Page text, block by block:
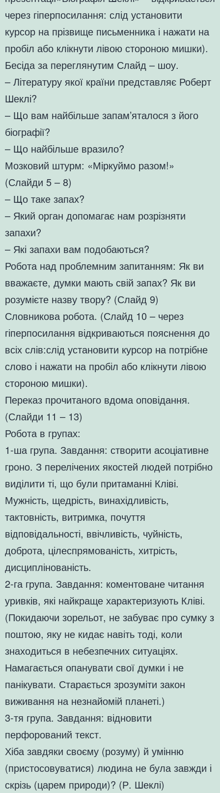
через гіперпосилання: слід установити
курсор на прізвище письменника і нажати на
пробіл або клікнути лівою стороною мишки).
Бесіда за переглянутим Слайд – шоу.
– Літературу якої країни представляє Роберт
Шеклі?
– Що вам найбільше запам’яталося з його
біографії?
– Що найбільше вразило?
Мозковий штурм: «Міркуймо разом!»
(Слайди 5 – 8)
– Що таке запах?
– Який орган допомагає нам розрізняти
запахи?
– Які запахи вам подобаються?
Робота над проблемним запитанням: Як ви
вважаєте, думки мають свій запах? Як ви
розумієте назву твору? (Слайд 9)
Словникова робота. (Слайд 10 – через
гіперпосилання відкриваються пояснення до
всіх слів:слід установити курсор на потрібне
слово і нажати на пробіл або клікнути лівою
стороною мишки).
Переказ прочитаного вдома оповідання.
(Слайди 11 – 13)
Робота в групах:
1-ша група. Завдання: створити асоціативне
гроно. З перелічених якостей людей потрібно
виділити ті, що були притаманні Кліві.
Мужність, щедрість, винахідливість,
тактовність, витримка, почуття
відповідальності, ввічливість, чуйність,
доброта, цілеспрямованість, хитрість,
дисциплінованість.
2-га група. Завдання: коментоване читання
уривків, які найкраще характеризують Кліві.
(Покидаючи зорельот, не забуває про сумку з
поштою, яку не кидає навіть тоді, коли
знаходиться в небезпечних ситуаціях.
Намагається опанувати свої думки і не
панікувати. Старається зрозуміти закон
виживання на незнайомій планеті.)
3-тя група. Завдання: відновити
перфорований текст.
Хіба завдяки своєму (розуму) й умінню
(пристосовуватися) людина не була завжди і
скрізь (царем природи)? (Р. Шеклі)